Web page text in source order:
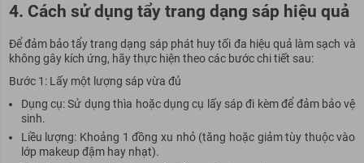
4. Cách sử dụng tẩy trang dạng sáp hiệu quả
Để đảm bảo tẩy trang dạng sáp phát huy tối đa hiệu quả làm sạch và
không gây kích ứng, hãy thực hiện theo các bước chi tiết sau:
Bước 1: Lấy một lượng sáp vừa đủ
Dụng cụ: Sử dụng thìa hoặc dụng cụ lấy sáp đi kèm để đảm bảo vệ
sinh.
Liều lượng: Khoảng 1 đồng xu nhỏ (tăng hoặc giảm tùy thuộc vào
lớp makeup đậm hay nhạt).